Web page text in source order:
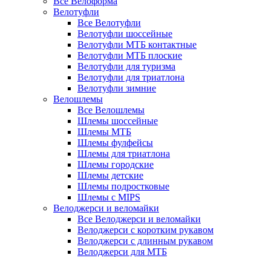
Велотуфли
Все Велотуфли
Велотуфли шоссейные
Велотуфли МТБ контактные
Велотуфли МТБ плоские
Велотуфли для туризма
Велотуфли для триатлона
Велотуфли зимние
Велошлемы
Все Велошлемы
Шлемы шоссейные
Шлемы МТБ
Шлемы фулфейсы
Шлемы для триатлона
Шлемы городские
Шлемы детские
Шлемы подростковые
Шлемы с MIPS
Велоджерси и веломайки
Все Велоджерси и веломайки
Велоджерси с коротким рукавом
Велоджерси с длинным рукавом
Велоджерси для МТБ